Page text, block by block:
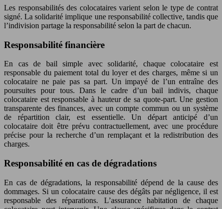
Les responsabilités des colocataires varient selon le type de contrat
signé. La solidarité implique une responsabilité collective, tandis que
l’indivision partage la responsabilité selon la part de chacun.
Responsabilité financière
En cas de bail simple avec solidarité, chaque colocataire est
responsable du paiement total du loyer et des charges, même si un
colocataire ne paie pas sa part. Un impayé de l’un entraîne des
poursuites pour tous. Dans le cadre d’un bail indivis, chaque
colocataire est responsable à hauteur de sa quote-part. Une gestion
transparente des finances, avec un compte commun ou un système
de répartition clair, est essentielle. Un départ anticipé d’un
colocataire doit être prévu contractuellement, avec une procédure
précise pour la recherche d’un remplaçant et la redistribution des
charges.
Responsabilité en cas de dégradations
En cas de dégradations, la responsabilité dépend de la cause des
dommages. Si un colocataire cause des dégâts par négligence, il est
responsable des réparations. L’assurance habitation de chaque